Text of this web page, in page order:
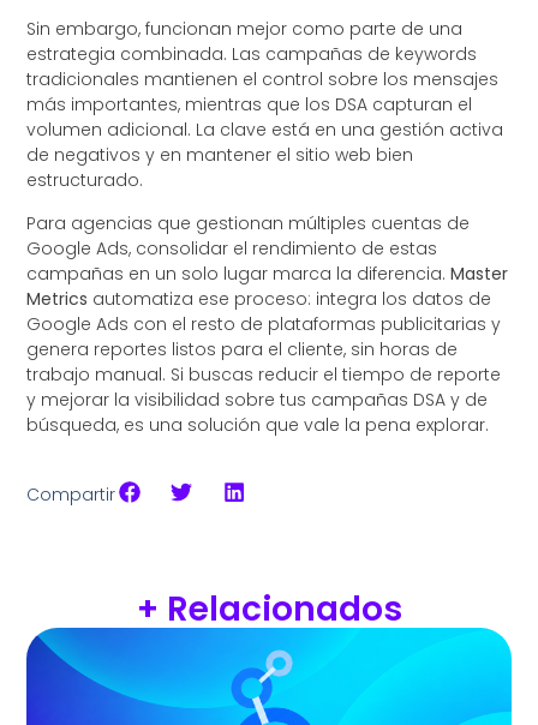
Sin embargo, funcionan mejor como parte de una
estrategia combinada. Las campañas de keywords
tradicionales mantienen el control sobre los mensajes
más importantes, mientras que los DSA capturan el
volumen adicional. La clave está en una gestión activa
de negativos y en mantener el sitio web bien
estructurado.
Para agencias que gestionan múltiples cuentas de
Google Ads, consolidar el rendimiento de estas
campañas en un solo lugar marca la diferencia.Master
Metrics automatiza ese proceso: integra los datos de
Google Ads con el resto de plataformas publicitarias y
genera reportes listos para el cliente, sin horas de
trabajo manual. Si buscas reducir el tiempo de reporte
y mejorar la visibilidad sobre tus campañas DSA y de
búsqueda, es una solución que vale la pena explorar.
Compartir
+ Relacionados